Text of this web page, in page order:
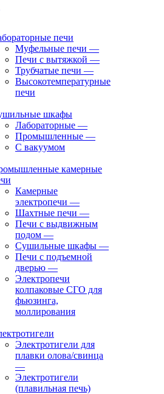
печи
Муфельные печи —
Печи с вытяжкой —
Трубчатые печи —
Высокотемпературные
печи
шкафы
Лабораторные —
Промышленные —
С вакуумом
камерные
Камерные
электропечи —
Шахтные печи —
Печи с выдвижным
подом —
Сушильные шкафы —
Печи с подъемной
дверью —
Электропечи
колпаковые СГО для
фьюзинга,
моллирования
Электротигели для
плавки олова/свинца
—
Электротигели
(плавильная печь)